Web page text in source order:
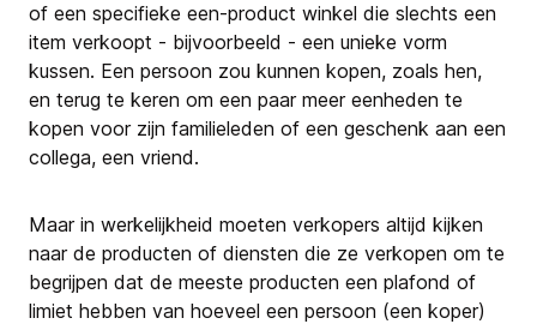
of een specifieke een-product winkel die slechts een
item verkoopt - bijvoorbeeld - een unieke vorm
kussen. Een persoon zou kunnen kopen, zoals hen,
en terug te keren om een paar meer eenheden te
kopen voor zijn familieleden of een geschenk aan een
collega, een vriend.
Maar in werkelijkheid moeten verkopers altijd kijken
naar de producten of diensten die ze verkopen om te
begrijpen dat de meeste producten een plafond of
limiet hebben van hoeveel een persoon (een koper)